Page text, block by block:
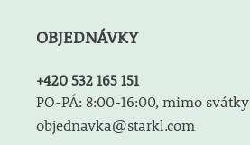
OBJEDNÁVKY
+420 532 165 151
PO-PÁ: 8:00-16:00, mimo svátky
objednavka@starkl.com